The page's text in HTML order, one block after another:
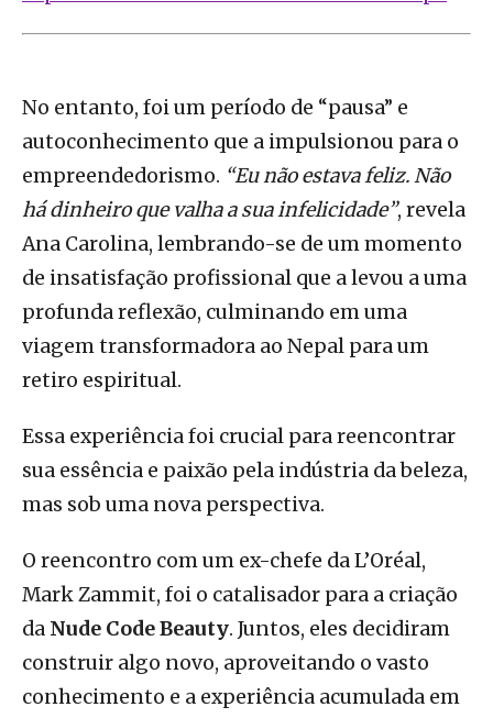
No entanto, foi um período de “pausa” e
autoconhecimento que a impulsionou para o
empreendedorismo. “Eu não estava feliz. Não
há dinheiro que valha a sua infelicidade”, revela
Ana Carolina, lembrando-se de um momento
de insatisfação profissional que a levou a uma
profunda reflexão, culminando em uma
viagem transformadora ao Nepal para um
retiro espiritual.
Essa experiência foi crucial para reencontrar
sua essência e paixão pela indústria da beleza,
mas sob uma nova perspectiva.
O reencontro com um ex-chefe da L’Oréal,
Mark Zammit, foi o catalisador para a criação
da Nude Code Beauty. Juntos, eles decidiram
construir algo novo, aproveitando o vasto
conhecimento e a experiência acumulada em